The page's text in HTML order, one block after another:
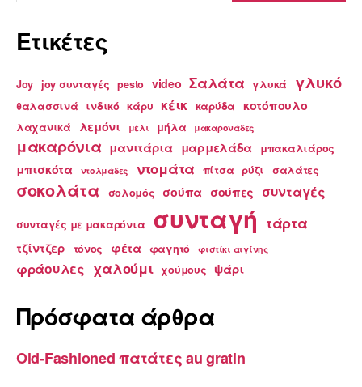
Ετικέτες
Joy joy συνταγές pesto video Σαλάτα γλυκά γλυκό
θαλασσινά ινδικό κάρυ κέικ καρύδα κοτόπουλο
λαχανικά λεμόνι μέλι μήλα μακαρονάδες
μακαρόνια μανιτάρια μαρμελάδα μπακαλιάρος
μπισκότα ντολμάδες ντομάτα πίτσα ρύζι σαλάτες
σοκολάτα σολομός σούπα σούπες συνταγές
συνταγές με μακαρόνια συνταγή τάρτα
τζίντζερ τόνος φέτα φαγητό φιστίκι αιγίνης
φράουλες χαλούμι χούμους ψάρι
Πρόσφατα άρθρα
Old-Fashioned πατάτες au gratin